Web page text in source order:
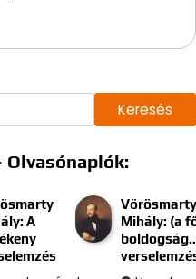
Keresés
Olvasónaplók:
A
Vörösmarty
Mihály: (a